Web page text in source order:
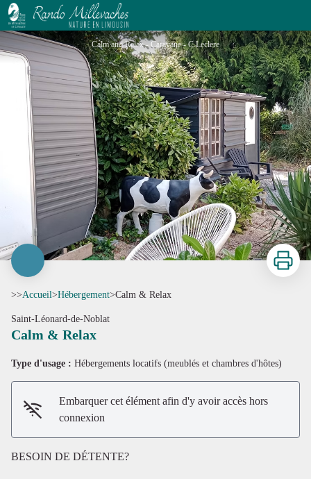
Calm & Relax
Calm and Relax - Caravane - C.Leclere
Voir l'image en plein écran
Imprimer
>>Accueil>Hébergement>Calm & Relax
Saint-Léonard-de-Noblat
Calm & Relax
Type d'usage : Hébergements locatifs (meublés et chambres d'hôtes)
Embarquer cet élément afin d'y avoir accès hors
connexion
BESOIN DE DÉTENTE?